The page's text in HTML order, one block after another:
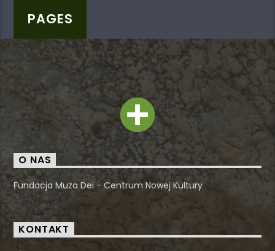
PAGES
O NAS
Fundacja Muza Dei - Centrum Nowej Kultury
KONTAKT